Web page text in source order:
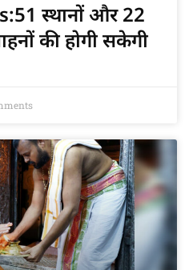
स्थानों और 22
की होगी सकेगी